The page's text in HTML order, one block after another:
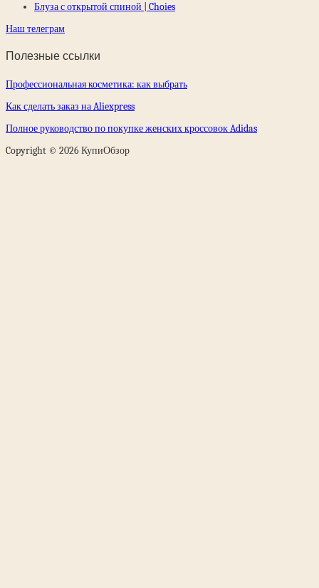
Блуза с открытой спиной | Choies
Наш телеграм
Полезные ссылки
Профессиональная косметика: как выбрать
Как сделать заказ на Aliexpress
Полное руководство по покупке женских кроссовок Adidas
Copyright © 2026 КупиОбзор